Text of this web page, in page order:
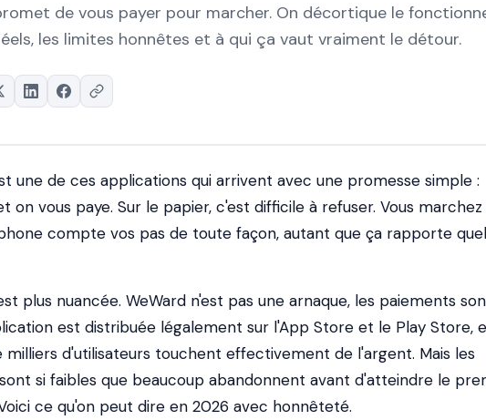
de vous payer pour marcher. On décortique le
les limites honnêtes et à qui ça vaut vraiment le détour.
une de ces applications qui arrivent avec une promesse simple :
on vous paye. Sur le papier, c'est difficile à refuser. Vous marchez
compte vos pas de toute façon, autant que ça rapporte
plus nuancée. WeWard n'est pas une arnaque, les paiements
est distribuée légalement sur l'App Store et le Play Store,
milliers d'utilisateurs touchent effectivement de l'argent. Mais les
si faibles que beaucoup abandonnent avant d'atteindre le
ce qu'on peut dire en 2026 avec honnêteté.